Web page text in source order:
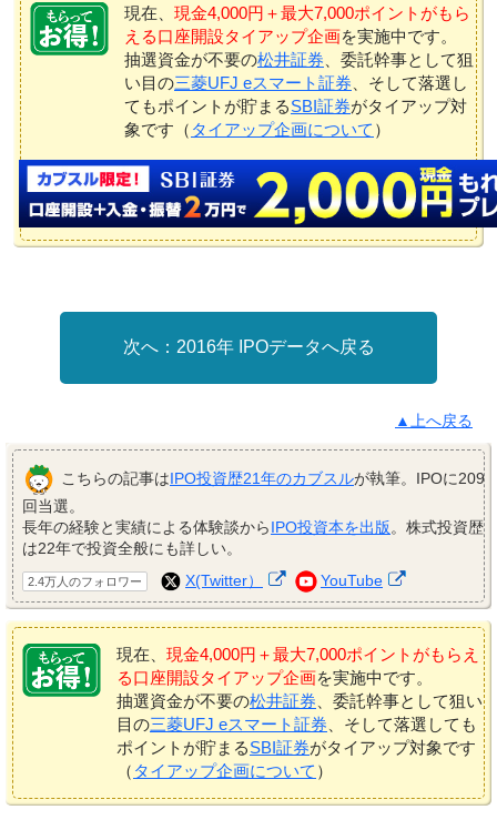
現在、 現金4,000円＋最大7,000ポイントがもら
える口座開設タイアップ企画を実施中です。
抽選資金が不要の松井証券 、委託幹事として狙
い目の三菱UFJ eスマート証券 、そして落選し
てもポイントが貯まるSBI証券がタイアップ対
象です（ タイアップ企画について ）
2016年 IPOデータへ戻る
▲上へ戻る
こちらの記事はIPO投資歴21年のカブスルが執筆。IPOに209
回当選。
長年の経験と実績による体験談からIPO投資本を出版。株式投資歴
は22年で投資全般にも詳しい。
2.4万人のフォロワー X(Twitter） YouTube
現在、 現金4,000円＋最大7,000ポイントがもらえ
る口座開設タイアップ企画を実施中です。
抽選資金が不要の松井証券 、委託幹事として狙い
目の三菱UFJ eスマート証券 、そして落選しても
ポイントが貯まるSBI証券がタイアップ対象です
（ タイアップ企画について ）